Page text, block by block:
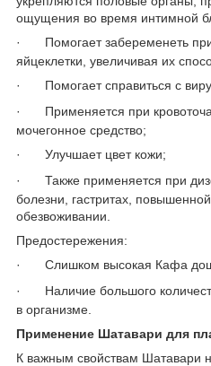
ощущения во время интимной
·
Помогает забеременеть
яйцеклетки, увеличивая их
·
Помогает справиться с
·
Применяется при
мочегонное средство;
·
Улучшает цвет кожи;
·
Также применяется при
болезни, гастритах,
обезвоживании.
Предостережения:
·
Слишком высокая Кафа
·
Наличие большого
в организме.
Применение Шатавари для
К важным свойствам Шатавари